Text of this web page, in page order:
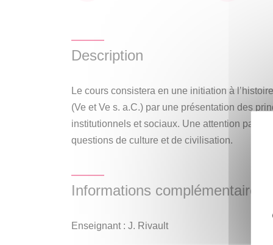
Description
Le cours consistera en une initiation à
(Ve et Ve s. a.C.) par une présentation des
institutionnels et sociaux. Une attention
questions de culture et de civilisation.
Informations complémentaires
Enseignant : J. Rivault